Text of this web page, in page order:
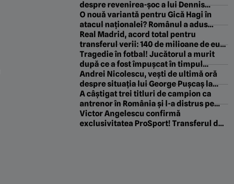
despre revenirea-șoc a lui Dennis
Politic la Dinamo: „Asta vrem noi!”
O nouă variantă pentru Gică Hagi în
atacul naționalei? Românul a adus
victoria echipei sale în Europa League
Real Madrid, acord total pentru
transferul verii: 140 de milioane de euro
sumă de transfer și contract pe 5 ani!
Tragedie în fotbal! Jucătorul a murit
după ce a fost împușcat în timpul
meciului
Andrei Nicolescu, vești de ultimă oră
despre situația lui George Pușcaș la
Dinamo: „A avut niște complicații!”
A câștigat trei titluri de campion ca
antrenor în România și l-a distrus pe
Florin Tănase pentru conflictul cu
Baciu: „Nu-l aduceam niciodată înapoi!
Victor Angelescu confirmă
exclusivitatea ProSport! Transferul de